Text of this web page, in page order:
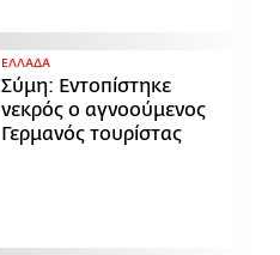
ΕΛΛΑΔΑ
Σύμη: Εντοπίστηκε
νεκρός ο αγνοούμενος
Γερμανός τουρίστας